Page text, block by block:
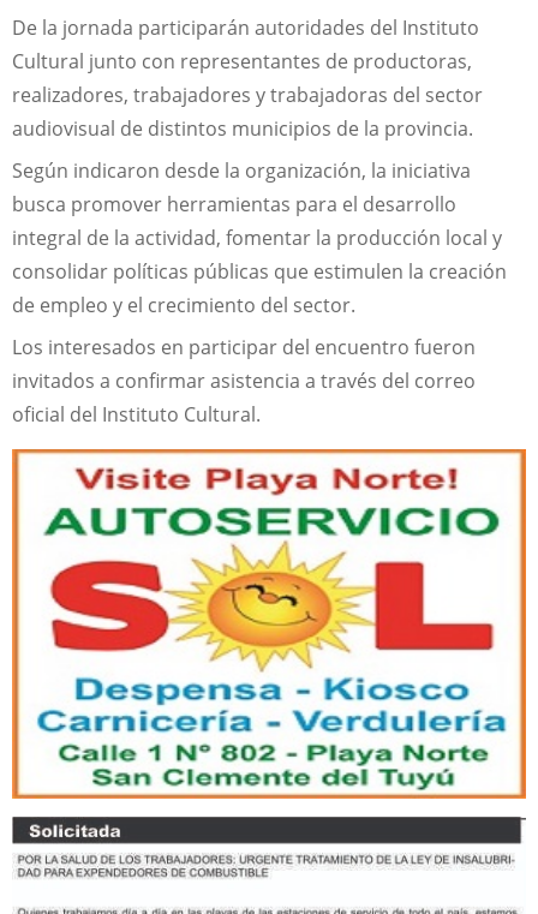
De la jornada participarán autoridades del Instituto
Cultural junto con representantes de productoras,
realizadores, trabajadores y trabajadoras del sector
audiovisual de distintos municipios de la provincia.
Según indicaron desde la organización, la iniciativa
busca promover herramientas para el desarrollo
integral de la actividad, fomentar la producción local y
consolidar políticas públicas que estimulen la creación
de empleo y el crecimiento del sector.
Los interesados en participar del encuentro fueron
invitados a confirmar asistencia a través del correo
oficial del Instituto Cultural.